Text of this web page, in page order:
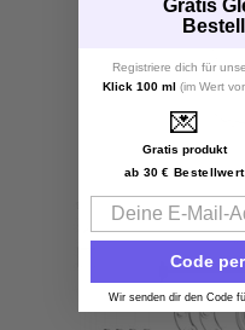
Gratis
Registriere dich für
Klick 100 ml (im Wert
💌
Gratis produkt
ab 30 € Bestellwert
Email
Code
Wir senden dir den Code